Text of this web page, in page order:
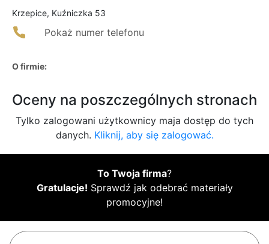
Krzepice, Kuźniczka 53
Pokaż numer telefonu
O firmie:
Oceny na poszczególnych stronach
Tylko zalogowani użytkownicy maja dostęp do tych
danych. Kliknij, aby się zalogować.
To Twoja firma?
Gratulacje! Sprawdź jak odebrać materiały
promocyjne!